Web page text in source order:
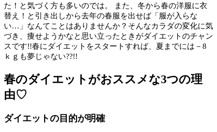
た！と気づく方も多いのでは。 また、冬から春の洋服に衣
替え！と引き出しから去年の春服を出せば「服が入らな
い…」なんてことはありませんか？そんなカラダの変化に気
づき、痩せようかなと思い立ったときがダイエットのチャン
スです!!春にダイエットをスタートすれば、夏までには－8
ｋｇも夢じゃない??!!
春のダイエットがおススメな3つの理
由♡
ダイエットの目的が明確